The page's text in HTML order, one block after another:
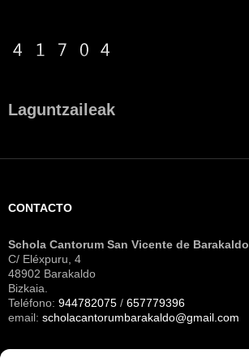
Laguntzaileak
CONTACTO
Schola Cantorum San Vicente de Barakaldo
C/ Eléxpuru, 4
48902 Barakaldo
Bizkaia.
Teléfono: 944782075 / 657779396
email: scholacantorumbarakaldo@gmail.com